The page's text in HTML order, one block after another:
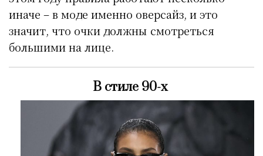
иначе – в моде именно оверсайз, и это
значит, что очки должны смотреться
большими на лице.
В стиле 90-х